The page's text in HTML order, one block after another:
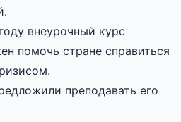
внеурочный курс
помочь стране справиться
преподавать его